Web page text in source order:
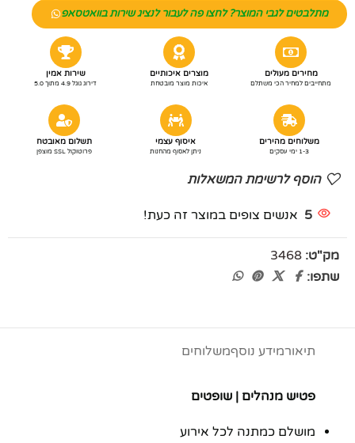
מתלבטים לגבי המוצר? לחצו פה לעבור לנציג שירות בוואטסאפ
מחירים מעולים
מתחייבים למחיר הכי משתלם
מוצרים איכותיים
איכות מוצר מובטחת
שירות אמין
דירוג גוגל 4.9 מתוך 5.0
משלוחים מהירים
1-3 ימי עסקים
איסוף עצמי
ניתן לאסוף מהחנות
תשלום מאובטח
פרוטוקול SSL מוצפן
הוסף לרשימת המשאלות
5 אנשים צופים במוצר זה כעת!
מק"ט: 3468
שתפו:
תיאורמידע נוסףמשלוחים
פטיש מנהלים | שופטים
מושלם כמתנה לכל אירוע